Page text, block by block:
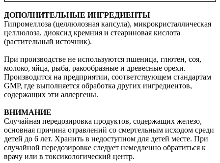
ДОПОЛНИТЕЛЬНЫЕ ИНГРЕДИЕНТЫ
Гипромеллоза (целлюлозная капсула), микрокристаллическая
целлюлоза, диоксид кремния и стеариновая кислота
(растительный источник).
При производстве не используются пшеница, глютен, соя,
молоко, яйца, рыба, ракообразные и древесные орехи.
Производится на предприятии, соответствующем стандартам
GMP, где выполняется обработка других ингредиентов,
содержащих эти аллергены.
ВНИМАНИЕ
Случайная передозировка продуктов, содержащих железо, —
основная причина отравлений со смертельным исходом среди
детей до 6 лет. Хранить в недоступном для детей месте. При
случайной передозировке следует немедленно обратиться к
врачу или в токсикологический центр.